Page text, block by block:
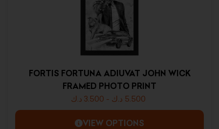
FORTIS FORTUNA ADIUVAT JOHN WICK
FRAMED PHOTO PRINT
3.500 د.ك - 5.500 د.ك
VIEW OPTIONS